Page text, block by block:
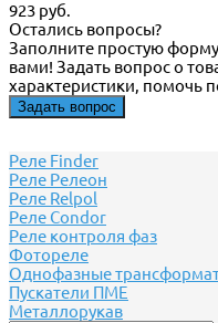
923 руб.
Остались вопросы?
Заполните простую
вами! Задать вопрос о
характеристики, помочь
Задать вопрос
Реле Finder
Реле Релеон
Реле Relpol
Реле Сondor
Реле контроля фаз
Фотореле
Однофазные
Пускатели ПМЕ
Металлорукав